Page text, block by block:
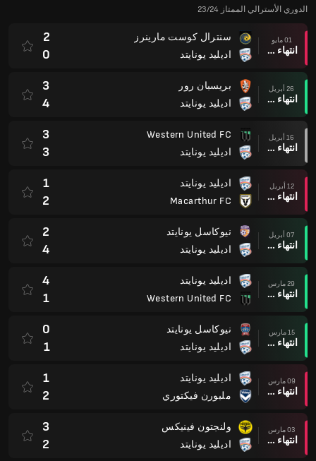
الدوري الأسترالي الممتاز 23/24
01 مايو
انتهاء وقت المباراة
سنترال كوست مارينرز
اديليد يونايتد
2
0
26 أبريل
انتهاء وقت المباراة
بريسبان رور
اديليد يونايتد
3
4
16 أبريل
انتهاء وقت المباراة
Western United FC
اديليد يونايتد
3
3
12 أبريل
انتهاء وقت المباراة
اديليد يونايتد
Macarthur FC
1
2
07 أبريل
انتهاء وقت المباراة
نيوكاسل يونايتد
اديليد يونايتد
2
4
29 مارس
انتهاء وقت المباراة
اديليد يونايتد
Western United FC
4
1
15 مارس
انتهاء وقت المباراة
نيوكاسل يونايتد
اديليد يونايتد
0
1
09 مارس
انتهاء وقت المباراة
اديليد يونايتد
ملبورن فيكتوري
1
2
03 مارس
انتهاء وقت المباراة
ولنجتون فينيكس
اديليد يونايتد
3
2